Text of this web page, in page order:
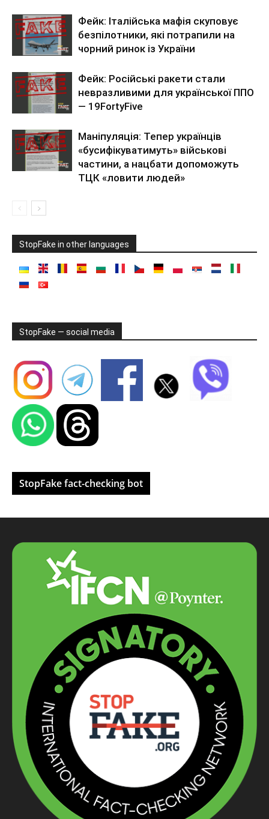
Фейк: Італійська мафія скуповує
безпілотники, які потрапили на
чорний ринок із України
Фейк: Російські ракети стали
невразливими для української ППО
— 19FortyFive
Маніпуляція: Тепер українців
«бусифікуватимуть» військові
частини, а нацбати допоможуть
ТЦК «ловити людей»
StopFake in other languages
StopFake — social media
StopFake fact-checking bot